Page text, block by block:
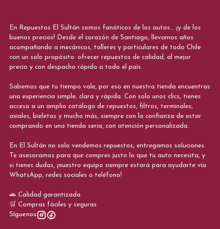
En Repuestos El Sultán somos fanáticos de los autos... ¡y de los
buenos precios! Desde el corazón de Santiago, llevamos años
acompañando a mecánicos, talleres y particulares de todo Chile
con un solo propósito: ofrecer repuestos de calidad, al mejor
precio y con despacho rápido a todo el país.
Sabemos que tu tiempo vale, por eso en nuestra tienda encuentras
una experiencia simple, clara y rápida. Con solo unos clics, tienes
acceso a un amplio catálogo de repuestos, filtros, terminales,
axiales, bieletas y mucho más, siempre con la confianza de estar
comprando en una tienda seria, con atención personalizada.
En El Sultán no solo vendemos repuestos, entregamos soluciones.
Te asesoramos para que compres justo lo que tu auto necesita, y
si tienes dudas, ¡nuestro equipo siempre estará para ayudarte vía
WhatsApp, redes sociales o teléfono!
🚗 Calidad garantizada
🛒 Compras fáciles y seguras
Síguenos